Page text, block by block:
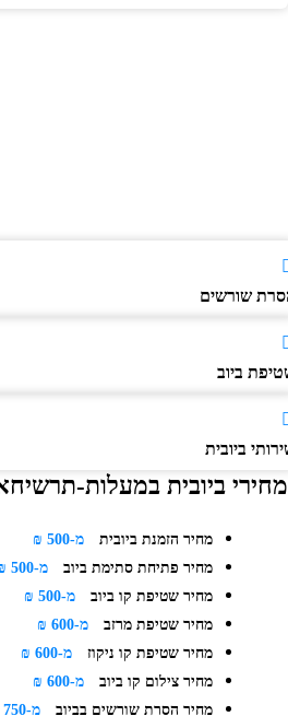
שורשים
ביוב
ביובית
ביובית במעלות-תרשיחא
מחיר הזמנת ביובית
מ-500 ₪
מחיר פתיחת סתימת ביוב
מ-500 ₪
מחיר שטיפת קו ביוב
מ-500 ₪
מחיר שטיפת מרזב
מ-600 ₪
מחיר שטיפת קו ניקוז
מ-600 ₪
מחיר צילום קו ביוב
מ-600 ₪
מחיר הסרת שורשים בביוב
מ-750 ₪